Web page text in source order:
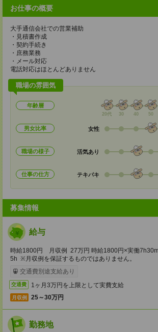
お仕事の概要
大手通信会社での営業補助
・見積書作成
・契約手続き
・庶務業務
・メール対応
電話対応はほとんどありません
職場の雰囲気
年齢層
20代 30 40 50
男女比率 女性
職場の様子 活気あり
仕事の仕方 テキパキ
募集情報
給与
時給1800円 月収例 27万円 時給1800円×実働
5h ※月収例を保証するものではありません。
交通費別途支給あり
交通費 1ヶ月3万円を上限として実費支給
月収例 25～30万円
勤務地